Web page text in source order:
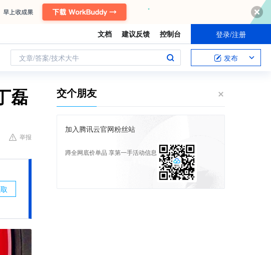
文档 建议反馈 控制台 登录/注册
文章/答案/技术大牛 发布
磊
举报
交个朋友
加入腾讯云官网粉丝站
蹲全网底价单品 享第一手活动信息